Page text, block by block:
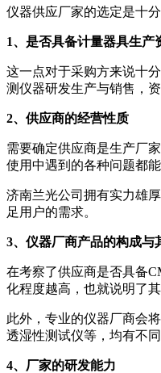
仪器供应厂家的选定是十
1、是否具备计量器具生产
这一点对于采购方来说十
测仪器研发生产与销售，
2、供应商的经营性质
需要确定供应商是生产厂
使用中遇到的各种问题都
济南兰光公司拥有实力雄
足用户的需求。
3、仪器厂商产品的构成与
在考察了供应商是否具备
化程度越高，也就说明了
此外，专业的仪器厂商会
透湿性测试仪等，均有不
4、厂家的研发能力